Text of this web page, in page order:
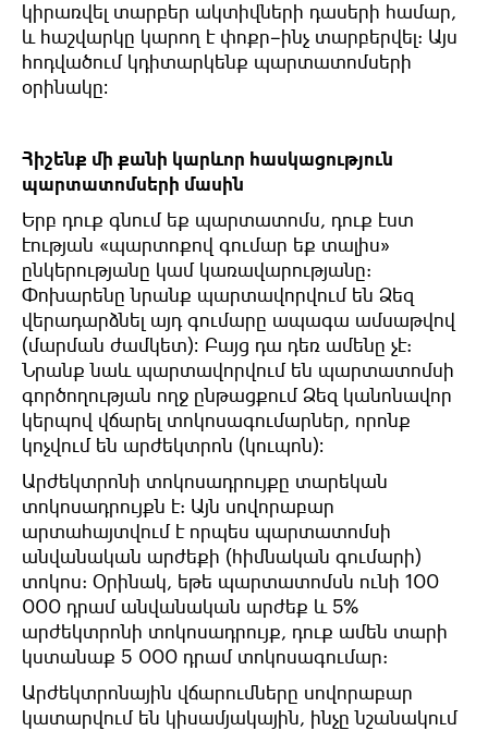
կիրառվել տարբեր ակտիվների դասերի համար,
և հաշվարկը կարող է փոքր–ինչ տարբերվել: Այս
հոդվածում կդիտարկենք պարտատոմսերի
օրինակը։
Հիշենք մի քանի կարևոր հասկացություն
պարտատոմսերի մասին
Երբ դուք գնում եք պարտատոմս, դուք էստ
էության «պարտոքով գումար եք տալիս»
ընկերությանը կամ կառավարությանը:
Փոխարենը նրանք պարտավորվում են Ձեզ
վերադարձնել այդ գումարը ապագա ամսաթվով
(մարման ժամկետ)։ Բայց դա դեռ ամենը չէ:
Նրանք նաև պարտավորվում են պարտատոմսի
գործողության ողջ ընթացքում Ձեզ կանոնավոր
կերպով վճարել տոկոսագումարներ, որոնք
կոչվում են արժեկտրոն (կուպոն)։
Արժեկտրոնի տոկոսադրույքը տարեկան
տոկոսադրույքն է: Այն սովորաբար
արտահայտվում է որպես պարտատոմսի
անվանական արժեքի (հիմնական գումարի)
տոկոս: Օրինակ, եթե պարտատոմսն ունի 100
000 դրամ անվանական արժեք և 5%
արժեկտրոնի տոկոսադրույք, դուք ամեն տարի
կստանաք 5 000 դրամ տոկոսագումար:
Արժեկտրոնային վճարումները սովորաբար
կատարվում են կիսամյակային, ինչը նշանակում